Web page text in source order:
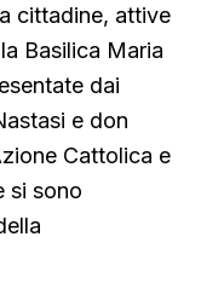
cittadine, attive
Basilica Maria
dai
e don
Cattolica e
si sono